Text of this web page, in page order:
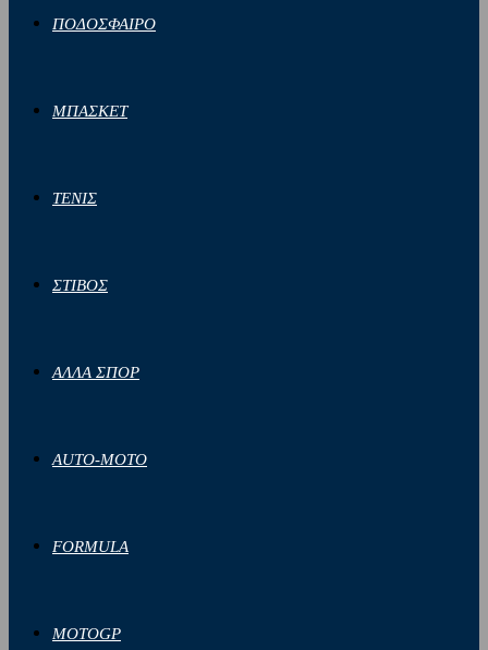
ΠΟΔΟΣΦΑΙΡΟ
ΜΠΑΣΚΕΤ
ΤΕΝΙΣ
ΣΤΙΒΟΣ
ΑΛΛΑ ΣΠΟΡ
AUTO-MOTO
FORMULA
MOTOGP